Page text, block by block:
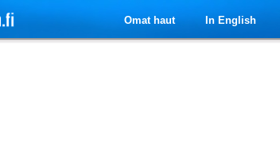
Omat haut In English